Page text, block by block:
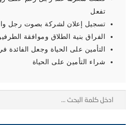
تفعل
تسجيل إعلان لشركة بصوت رجل
الفراق بنية الطلاق وموافقة
التأمين على الحياة وجعل الفائدة
شراء التأمين على الحياة